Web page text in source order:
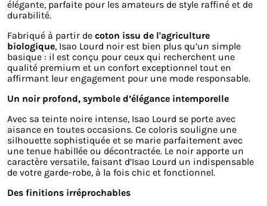
élégante, parfaite pour les amateurs de style raffiné et de
durabilité.
Fabriqué à partir de coton issu de l'agriculture
biologique, Isao Lourd noir est bien plus qu’un simple
basique : il est conçu pour ceux qui recherchent une
qualité premium et un confort exceptionnel tout en
affirmant leur engagement pour une mode responsable.
Un noir profond, symbole d’élégance intemporelle
Avec sa teinte noire intense, Isao Lourd se porte avec
aisance en toutes occasions. Ce coloris souligne une
silhouette sophistiquée et se marie parfaitement avec
une tenue habillée ou décontractée. Le noir apporte un
caractère versatile, faisant d’Isao Lourd un indispensable
de votre garde-robe, à la fois chic et fonctionnel.
Des finitions irréprochables